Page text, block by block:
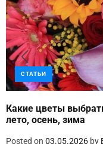
СТАТЬИ
Какие цветы
лето, осень, зима
Posted on 03.05.2026 by